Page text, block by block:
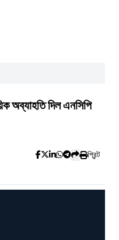
অব্যাহতি দিল এনসিপি
প্রিন্ট